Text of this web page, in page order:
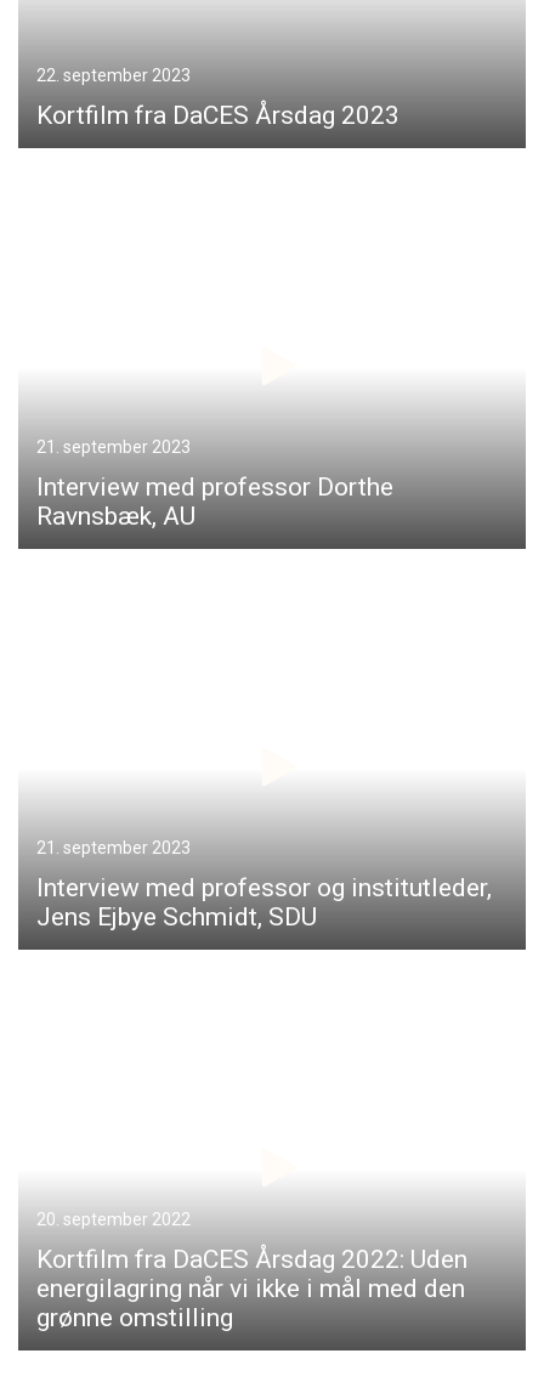
22. september 2023
Kortfilm fra DaCES Årsdag 2023
21. september 2023
Interview med professor Dorthe
Ravnsbæk, AU
21. september 2023
Interview med professor og institutleder,
Jens Ejbye Schmidt, SDU
20. september 2022
Kortfilm fra DaCES Årsdag 2022: Uden
energilagring når vi ikke i mål med den
grønne omstilling